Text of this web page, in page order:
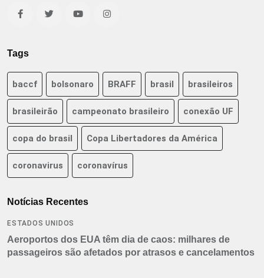
Tags
baccf bolsonaro BRAFF brasil brasileiros
brasileirão campeonato brasileiro conexão UF
copa do brasil Copa Libertadores da América
coronavirus coronavírus
Notícias Recentes
ESTADOS UNIDOS
Aeroportos dos EUA têm dia de caos: milhares de
passageiros são afetados por atrasos e cancelamentos